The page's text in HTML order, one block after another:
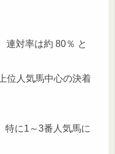
連対率は約 80％ と
位人気馬中心の決着
に1～3番人気馬に